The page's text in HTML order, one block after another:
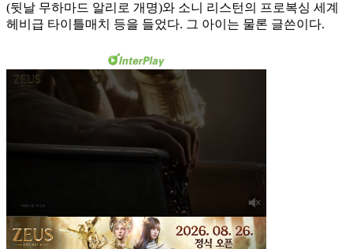
(뒷날 무하마드 알리로 개명)와 소니 리스턴의 프로복싱 세계
헤비급 타이틀매치 등을 들었다. 그 아이는 물론 글쓴이다.